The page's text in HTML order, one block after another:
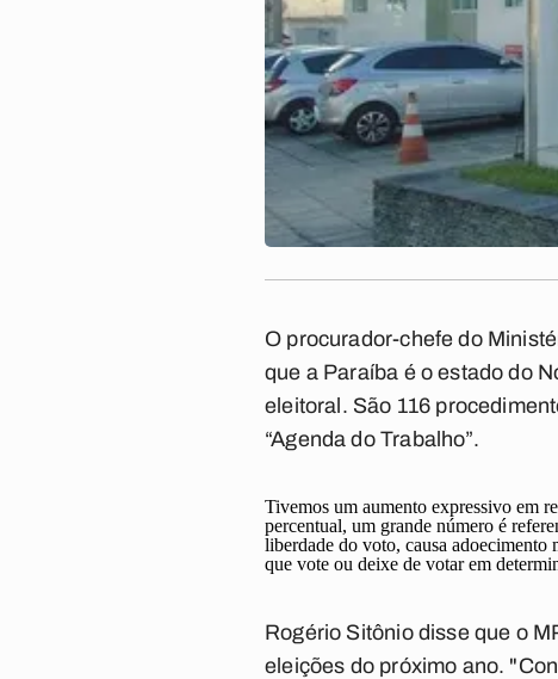
O procurador-chefe do
que a Paraíba é o estado do
eleitoral. São 116
“Agenda do Trabalho”.
Tivemos um aumento expressivo em
percentual, um grande número é
liberdade do voto, causa adoecimento
que vote ou deixe de votar em
Rogério Sitônio disse que o
eleições do próximo ano.